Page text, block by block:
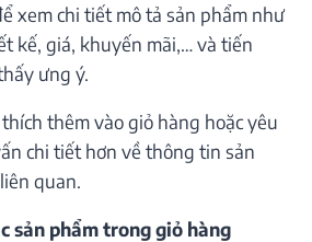
xem chi tiết mô tả sản phẩm như
kế, giá, khuyến mãi,… và tiến
ưng ý.
thêm vào giỏ hàng hoặc yêu
chi tiết hơn về thông tin sản
quan.
sản phẩm trong giỏ hàng